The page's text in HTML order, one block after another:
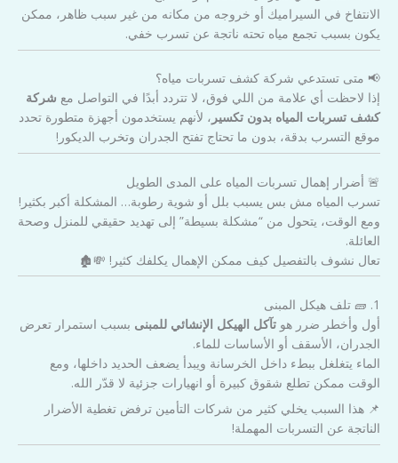
الانتفاخ في السيراميك أو خروجه من مكانه من غير سبب ظاهر، ممكن
يكون بسبب تجمع مياه تحته ناتجة عن تسرب خفي.
📢 متى تستدعي شركة كشف تسربات مياه؟
إذا لاحظت أي علامة من اللي فوق، لا تتردد أبدًا في التواصل مع شركة
كشف تسربات المياه بدون تكسير ، لأنهم يستخدمون أجهزة متطورة تحدد
موقع التسرب بدقة، بدون ما تحتاج تفتح الجدران وتخرب الديكور!
🚨 أضرار إهمال تسربات المياه على المدى الطويل
تسرب المياه مش بس يسبب بلل أو شوية رطوبة… المشكلة أكبر بكثير!
ومع الوقت، يتحول من “مشكلة بسيطة” إلى تهديد حقيقي للمنزل وصحة
العائلة.
تعال نشوف بالتفصيل كيف ممكن الإهمال يكلفك كثير! 💸🏚️
1. 🧱 تلف هيكل المبنى
أول وأخطر ضرر هو تآكل الهيكل الإنشائي للمبنى بسبب استمرار تعرض
الجدران، الأسقف أو الأساسات للماء.
الماء يتغلغل ببطء داخل الخرسانة ويبدأ يضعف الحديد داخلها، ومع
الوقت ممكن تطلع شقوق كبيرة أو انهيارات جزئية لا قدّر الله.
📌 هذا السبب يخلي كثير من شركات التأمين ترفض تغطية الأضرار
الناتجة عن التسربات المهملة!